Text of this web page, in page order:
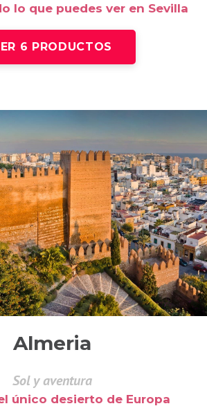
lo que puedes ver en Sevilla
6 PRODUCTOS
Almeria
Sol y aventura
único desierto de Europa